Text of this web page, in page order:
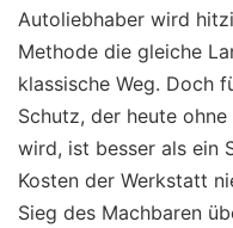
Autoliebhaber wird
Methode die gleiche
klassische Weg. Doch
Schutz, der heute
wird, ist besser als ein
Kosten der Werkstatt
Sieg des Machbaren